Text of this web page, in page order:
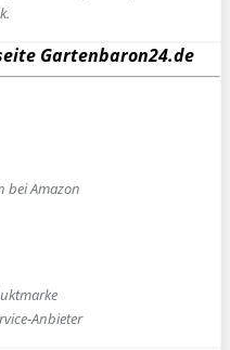
Gartenbaron24.de
bei Amazon
Anbieter